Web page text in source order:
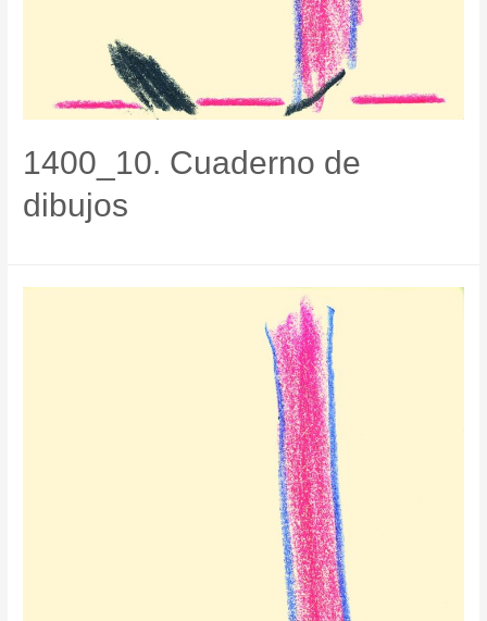
1400_10. Cuaderno de
dibujos